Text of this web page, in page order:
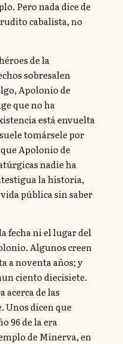
Pero nada dice de
cabalista, no
de la
sobresalen
Apolonio de
que no ha
está envuelta
tomársele por
Apolonio de
nadie ha
la historia,
pública sin saber
fecha ni el lugar del
Algunos creen
a noventa años; y
ciento diecisiete.
acerca de las
Unos dicen que
96 de la era
de Minerva, en